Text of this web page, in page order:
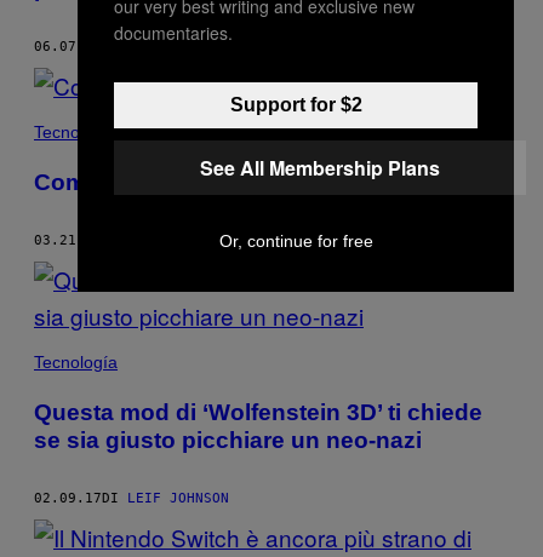
06.07.17
Tecnología
Come hackerare la PS4 per vedere i porno
03.21.17 LEIF JOHNSON
Tecnología
Questa mod di ‘Wolfenstein 3D’ ti chiede
se sia giusto picchiare un neo-nazi
02.09.17DI LEIF JOHNSON
our very best writing and exclusive new
documentaries.
Support for $2
See All Membership Plans
Or, continue for free